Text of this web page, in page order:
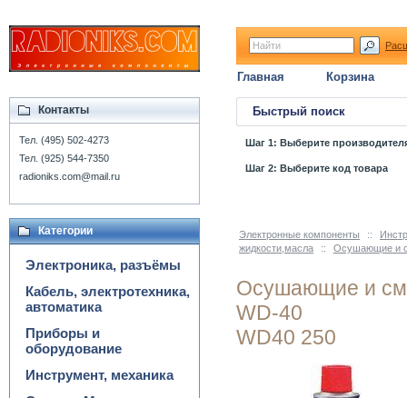
Быстрый поиск
Шаг 1: Выберите
Шаг 2: Выберите код товара
Электронные компоненты ::
жидкости,масла
:: Осушающие и
Осушающие и
WD-40
WD40 250
Контакты
Тел. (495) 502-4273
Тел. (925) 544-7350
radioniks.com@mail.ru
Категории
Электроника, разъёмы
Кабель, электротехника,
автоматика
Приборы и
оборудование
Инструмент, механика
Главная Корзина